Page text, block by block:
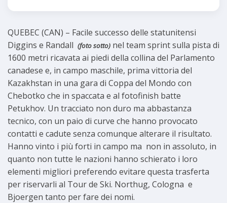
QUEBEC (CAN) – Facile successo delle statunitensi
Diggins e Randall (foto sotto) nel team sprint sulla pista di
1600 metri ricavata ai piedi della collina del Parlamento
canadese e, in campo maschile, prima vittoria del
Kazakhstan in una gara di Coppa del Mondo con
Chebotko che in spaccata e al fotofinish batte
Petukhov. Un tracciato non duro ma abbastanza
tecnico, con un paio di curve che hanno provocato
contatti e cadute senza comunque alterare il risultato.
Hanno vinto i più forti in campo ma non in assoluto, in
quanto non tutte le nazioni hanno schierato i loro
elementi migliori preferendo evitare questa trasferta
per riservarli al Tour de Ski. Northug, Cologna e
Bjoergen tanto per fare dei nomi.